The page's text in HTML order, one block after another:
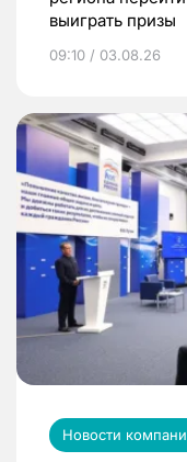
выиграть призы
09:10 / 03.08.26
Новости